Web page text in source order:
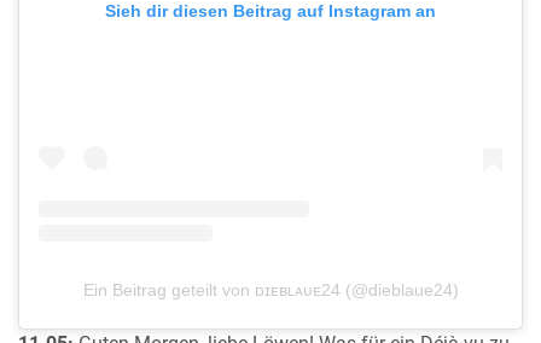
Sieh dir diesen Beitrag auf Instagram an
Ein Beitrag geteilt von ᴅɪᴇʙʟᴀᴜᴇ24 (@dieblaue24)